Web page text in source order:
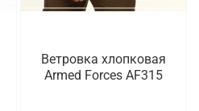
Ветровка хлопковая
Armed Forces AF315